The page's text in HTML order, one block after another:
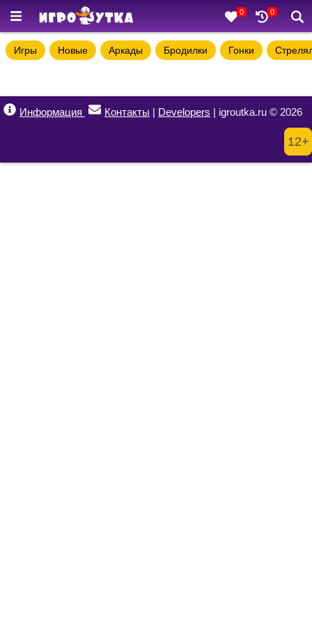
0 0
Игры Новые Аркады Бродилки Гонки
Информация Контакты | Developers | igroutka.ru © 2026
12+